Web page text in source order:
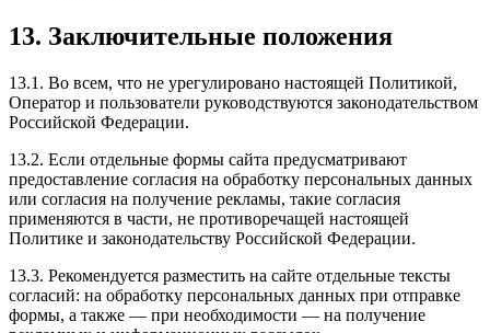
13. Заключительные положения
13.1. Во всем, что не урегулировано настоящей Политикой,
Оператор и пользователи руководствуются законодательством
Российской Федерации.
13.2. Если отдельные формы сайта предусматривают
предоставление согласия на обработку персональных данных
или согласия на получение рекламы, такие согласия
применяются в части, не противоречащей настоящей
Политике и законодательству Российской Федерации.
13.3. Рекомендуется разместить на сайте отдельные тексты
согласий: на обработку персональных данных при отправке
формы, а также — при необходимости — на получение